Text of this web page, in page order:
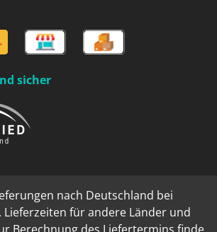
sicher
nach Deutschland bei
Lieferzeiten für andere Länder und